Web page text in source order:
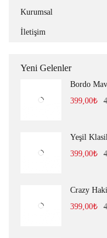
Kurumsal
İletişim
Yeni Gelenler
Bordo
399,00₺
Yeşil
399,00₺
Crazy
399,00₺